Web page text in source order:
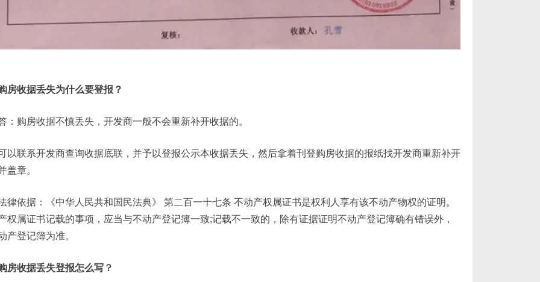
房收据丢失为什么要登报？
：购房收据不慎丢失，开发商一般不会重新补开收据的。
以联系开发商查询收据底联，并予以登报公示本收据丢失，然后拿着刊登购房收据的报纸找开发商重新补开
盖章。
律依据：《中华人民共和国民法典》 第二百一十七条 不动产权属证书是权利人享有该不动产物权的证明。
权属证书记载的事项，应当与不动产登记簿一致;记载不一致的，除有证据证明不动产登记簿确有错误外，
产登记簿为准。
房收据丢失登报怎么写？